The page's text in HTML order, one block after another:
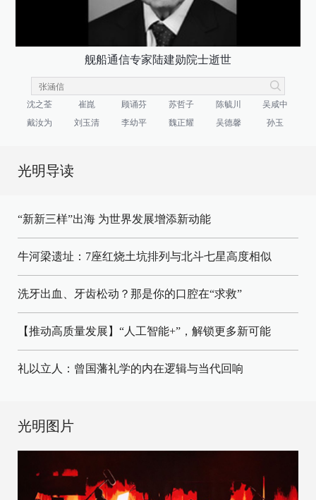
舰船通信专家陆建勋院士逝世
沈之荃 崔崑 顾诵芬 苏哲子 陈毓川
吴咸中
戴汝为
刘玉清 李幼平 魏正耀 吴德馨 孙玉
光明导读
“新新三样”出海 为世界发展增添新动能
牛河梁遗址：7座红烧土坑排列与北斗七星高度相似
洗牙出血、牙齿松动？那是你的口腔在“求救”
【推动高质量发展】“人工智能+”，解锁更多新可能
礼以立人：曾国藩礼学的内在逻辑与当代回响
光明图片